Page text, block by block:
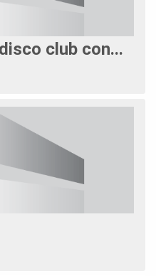
club con...